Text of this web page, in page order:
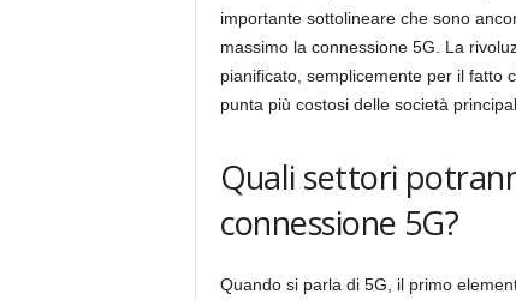
importante sottolineare che sono
massimo la connessione 5G. La
pianificato, semplicemente per il fatto
punta più costosi delle società
Quali settori
connessione 5G?
Quando si parla di 5G, il primo